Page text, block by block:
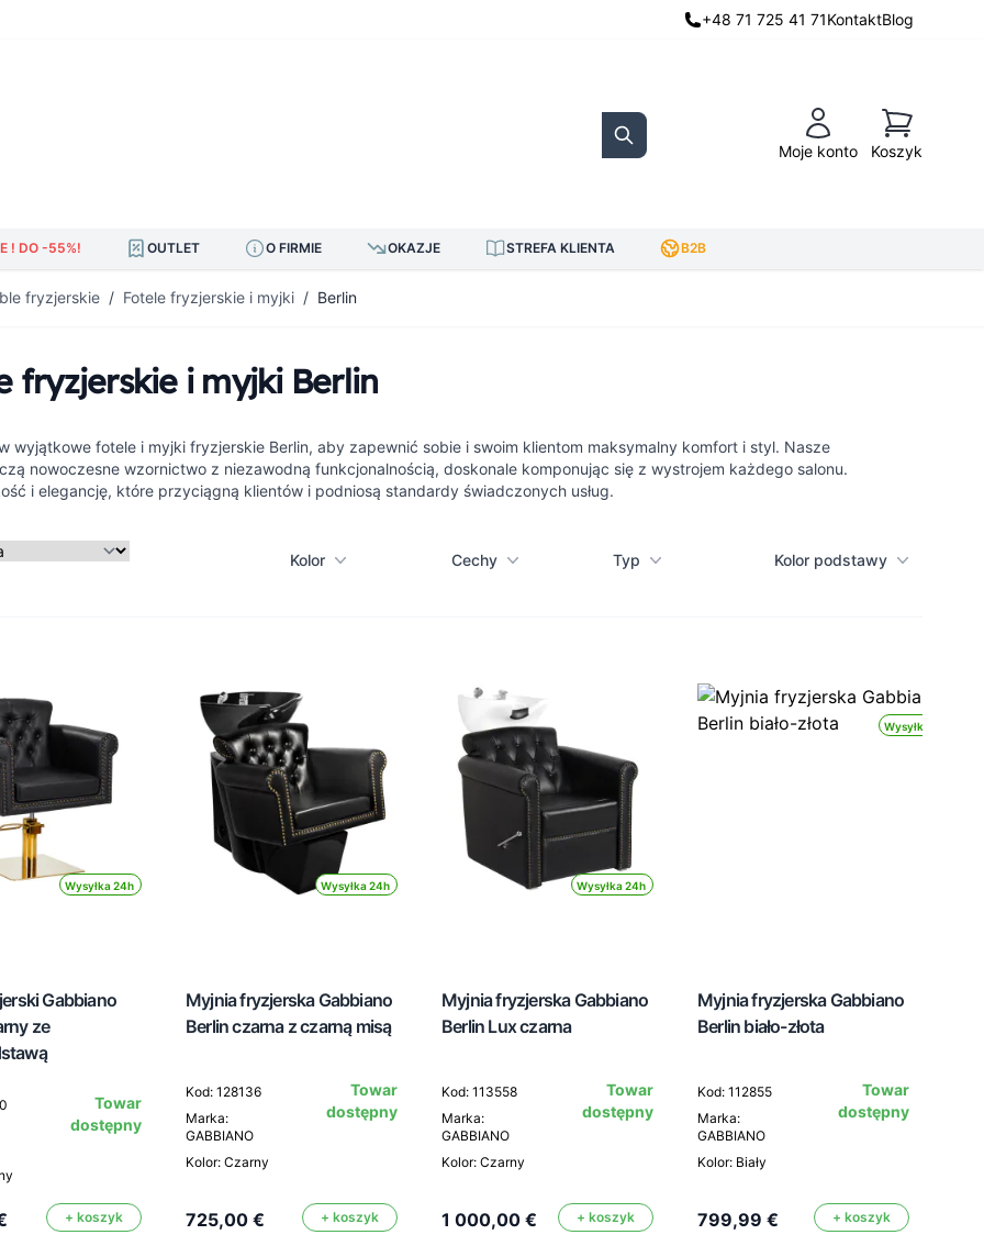
+48 71 725 41 71KontaktBlog
Search Moje konto
Koszyk
Koszyk
! DO -55%! OUTLET O FIRMIE OKAZJE STREFA KLIENTA B2B
fryzjerskie / Fotele fryzjerskie i myjki / Berlin
fryzjerskie i myjki Berlin
wyjątkowe fotele i myjki fryzjerskie Berlin, aby zapewnić sobie i swoim klientom maksymalny komfort i styl. Nasze
nowoczesne wzornictwo z niezawodną funkcjonalnością, doskonale komponując się z wystrojem każdego salonu.
i elegancję, które przyciągną klientów i podniosą standardy świadczonych usług.
Kolor Cechy Typ Kolor podstawy
Wysyłka 24h
Gabbiano
ze
Towar
dostępny
+ koszyk
Wysyłka 24h
Myjnia fryzjerska Gabbiano
Berlin czarna z czarną misą
Kod: 128136
Marka:
GABBIANO
Kolor: Czarny
Towar
dostępny
725,00 € + koszyk
Wysyłka 24h
Myjnia fryzjerska Gabbiano
Berlin Lux czarna
Kod: 113558
Marka:
GABBIANO
Kolor: Czarny
Towar
dostępny
1 000,00 € + koszyk
Wysyłka 24h
Myjnia fryzjerska Gabbiano
Berlin biało-złota
Kod: 112855
Marka:
GABBIANO
Kolor: Biały
Towar
dostępny
799,99 € + koszyk